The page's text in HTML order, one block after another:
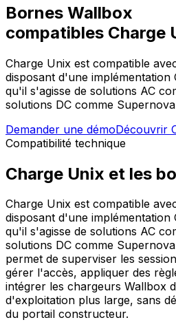
Bornes Wallbox
compatibles Charge
Charge Unix est compatible
disposant d'une implémentation
qu'il s'agisse de solutions AC
solutions DC comme
Demander une démoDécouvrir
Compatibilité technique
Charge Unix et les
Charge Unix est compatible
disposant d'une implémentation
qu'il s'agisse de solutions AC
solutions DC comme
permet de superviser les
gérer l'accès, appliquer des
intégrer les chargeurs Wallbox
d'exploitation plus large, sans
du portail constructeur.